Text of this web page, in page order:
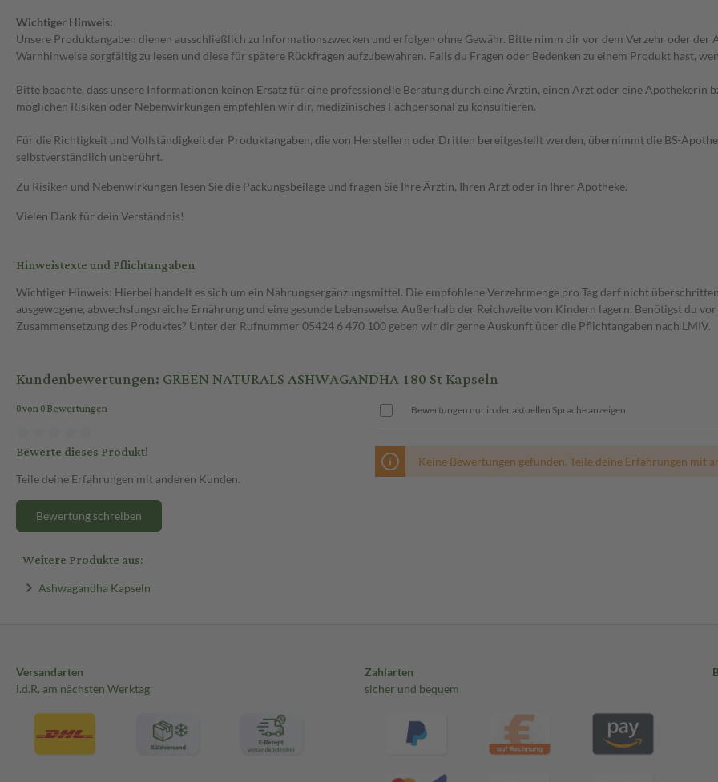
Wichtiger Hinweis:
Unsere Produktangaben dienen ausschließlich zu Informationszwecken und erfolgen ohne Gewähr. Bitte nimm dir vor dem Verzehr oder
Warnhinweise sorgfältig zu lesen und diese für spätere Rückfragen aufzubewahren. Falls du Fragen oder Bedenken zu einem Produkt hast,
Bitte beachte, dass unsere Informationen keinen Ersatz für eine professionelle Beratung durch eine Ärztin, einen Arzt oder eine Apothekerin
möglichen Risiken oder Nebenwirkungen empfehlen wir dir, medizinisches Fachpersonal zu konsultieren.
Für die Richtigkeit und Vollständigkeit der Produktangaben, die von Herstellern oder Dritten bereitgestellt werden, übernimmt die BS-
selbstverständlich unberührt.
Zu Risiken und Nebenwirkungen lesen Sie die Packungsbeilage und fragen Sie Ihre Ärztin, Ihren Arzt oder in Ihrer Apotheke.
Vielen Dank für dein Verständnis!
Hinweistexte und Pflichtangaben
Wichtiger Hinweis: Hierbei handelt es sich um ein Nahrungsergänzungsmittel. Die empfohlene Verzehrmenge pro Tag darf nicht
ausgewogene, abwechslungsreiche Ernährung und eine gesunde Lebensweise. Außerhalb der Reichweite von Kindern lagern. Benötigst du
Zusammensetzung des Produktes? Unter der Rufnummer 05424 6 470 100 geben wir dir gerne Auskunft über die Pflichtangaben nach LMIV.
Kundenbewertungen: GREEN NATURALS ASHWAGANDHA 180 St Kapseln
0 von 0 Bewertungen
Bewerte dieses Produkt!
Teile deine Erfahrungen mit anderen Kunden.
Bewertung schreiben
Bewertungen nur in der aktuellen Sprache anzeigen.
Keine Bewertungen gefunden. Teile deine Erfahrungen mit
Weitere Produkte aus:
Ashwagandha Kapseln
Versandarten
i.d.R. am nächsten Werktag
Zahlarten
sicher und bequem